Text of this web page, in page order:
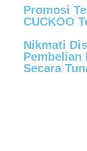
Promosi
CUCKOO
Nikmati
Pembelian
Secara